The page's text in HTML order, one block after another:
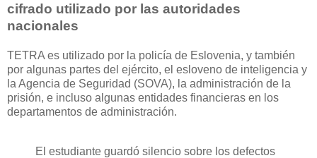
cifrado utilizado por las autoridades
nacionales
TETRA es utilizado por la policía de Eslovenia, y también
por algunas partes del ejército, el esloveno de inteligencia y
la Agencia de Seguridad (SOVA), la administración de la
prisión, e incluso algunas entidades financieras en los
departamentos de administración.
El estudiante guardó silencio sobre los defectos